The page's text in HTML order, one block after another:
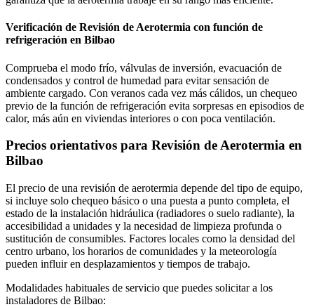
Verificación de Revisión de Aerotermia con función de
refrigeración en Bilbao
Comprueba el modo frío, válvulas de inversión, evacuación de
condensados y control de humedad para evitar sensación de
ambiente cargado. Con veranos cada vez más cálidos, un chequeo
previo de la función de refrigeración evita sorpresas en episodios de
calor, más aún en viviendas interiores o con poca ventilación.
Precios orientativos para Revisión de Aerotermia en
Bilbao
El precio de una revisión de aerotermia depende del tipo de equipo,
si incluye solo chequeo básico o una puesta a punto completa, el
estado de la instalación hidráulica (radiadores o suelo radiante), la
accesibilidad a unidades y la necesidad de limpieza profunda o
sustitución de consumibles. Factores locales como la densidad del
centro urbano, los horarios de comunidades y la meteorología
pueden influir en desplazamientos y tiempos de trabajo.
Modalidades habituales de servicio que puedes solicitar a los
instaladores de Bilbao: